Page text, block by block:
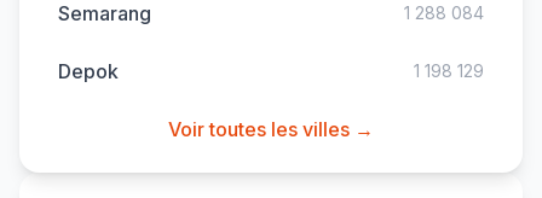
Semarang 1 288 084
Depok 1 198 129
Voir toutes les villes →